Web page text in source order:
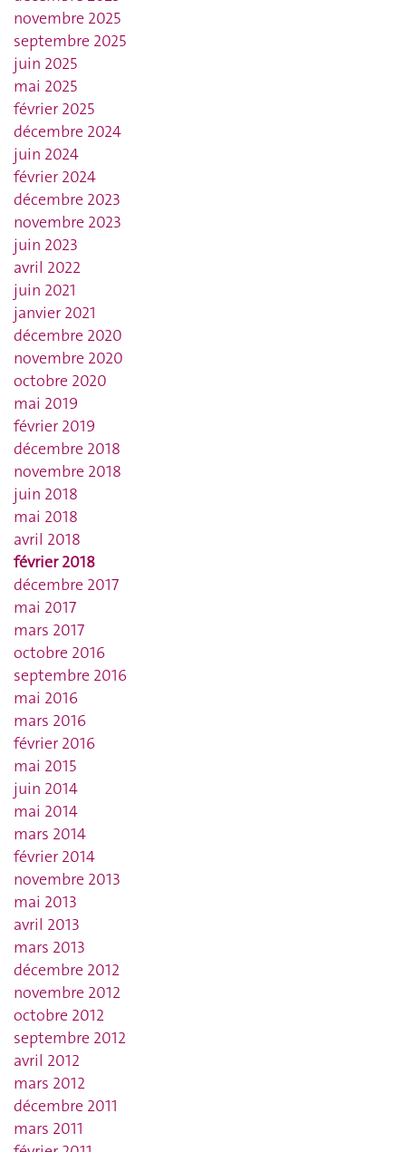
novembre 2025
septembre 2025
juin 2025
mai 2025
février 2025
décembre 2024
juin 2024
février 2024
décembre 2023
novembre 2023
juin 2023
avril 2022
juin 2021
janvier 2021
décembre 2020
novembre 2020
octobre 2020
mai 2019
février 2019
décembre 2018
novembre 2018
juin 2018
mai 2018
avril 2018
février 2018
décembre 2017
mai 2017
mars 2017
octobre 2016
septembre 2016
mai 2016
mars 2016
février 2016
mai 2015
juin 2014
mai 2014
mars 2014
février 2014
novembre 2013
mai 2013
avril 2013
mars 2013
décembre 2012
novembre 2012
octobre 2012
septembre 2012
avril 2012
mars 2012
décembre 2011
mars 2011